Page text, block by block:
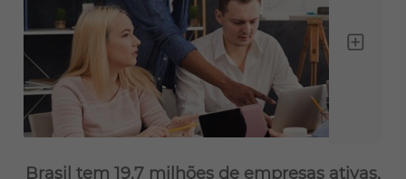
Brasil tem 19,7 milhões de empresas ativas,